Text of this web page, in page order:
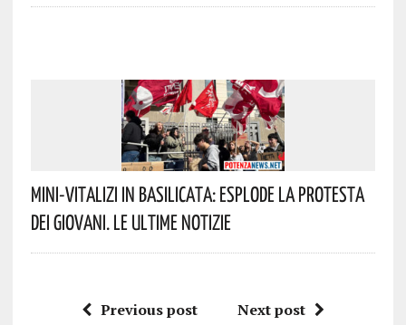
Mini-Vitalizi In Basilicata: Esplode La Protesta
Dei Giovani. Le Ultime Notizie
Previous post Next post